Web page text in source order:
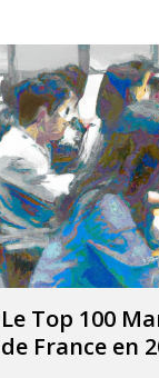
Le Top 100
de France en